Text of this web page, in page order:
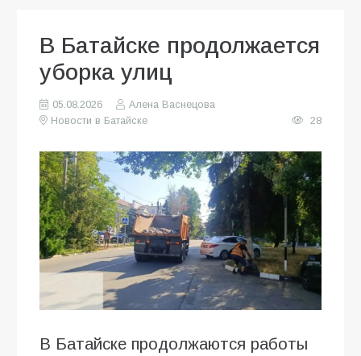
В Батайске продолжается
уборка улиц
05.08.2026
Алена Васнецова
Новости в Батайске
28
В Батайске продолжаются работы